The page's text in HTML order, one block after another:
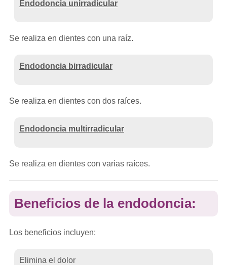
Endodoncia unirradicular
Se realiza en dientes con una raíz.
Endodoncia birradicular
Se realiza en dientes con dos raíces.
Endodoncia multirradicular
Se realiza en dientes con varias raíces.
Beneficios de la endodoncia:
Los beneficios incluyen:
Elimina el dolor